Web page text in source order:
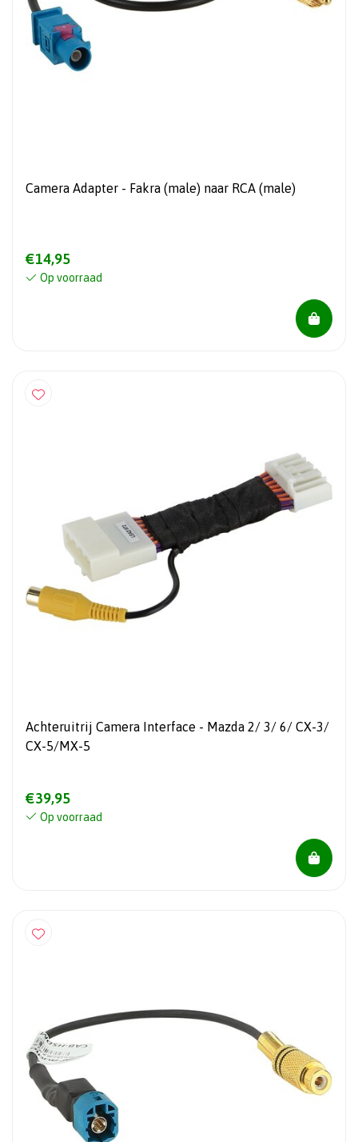
Camera Adapter - Fakra (male) naar RCA (male)
€14,95
Op voorraad
Achteruitrij Camera Interface - Mazda 2/ 3/ 6/ CX-3/
CX-5/MX-5
€39,95
Op voorraad